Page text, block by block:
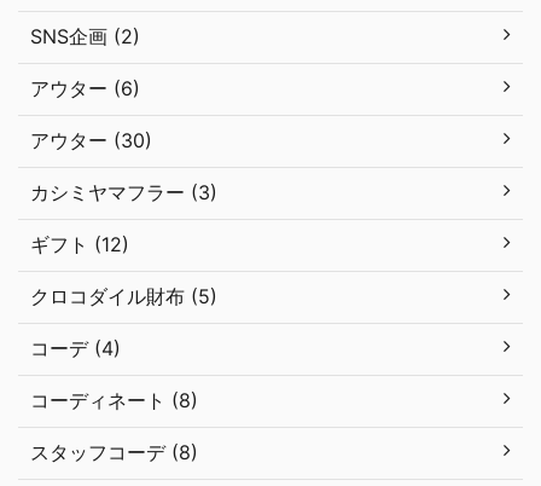
SNS企画 (2)
アウター (6)
アウター (30)
カシミヤマフラー (3)
ギフト (12)
クロコダイル財布 (5)
コーデ (4)
コーディネート (8)
スタッフコーデ (8)